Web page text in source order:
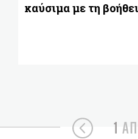
καύσιμα με τη
1